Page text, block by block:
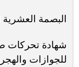
البصمة
شهادة تحركات
للجوازات